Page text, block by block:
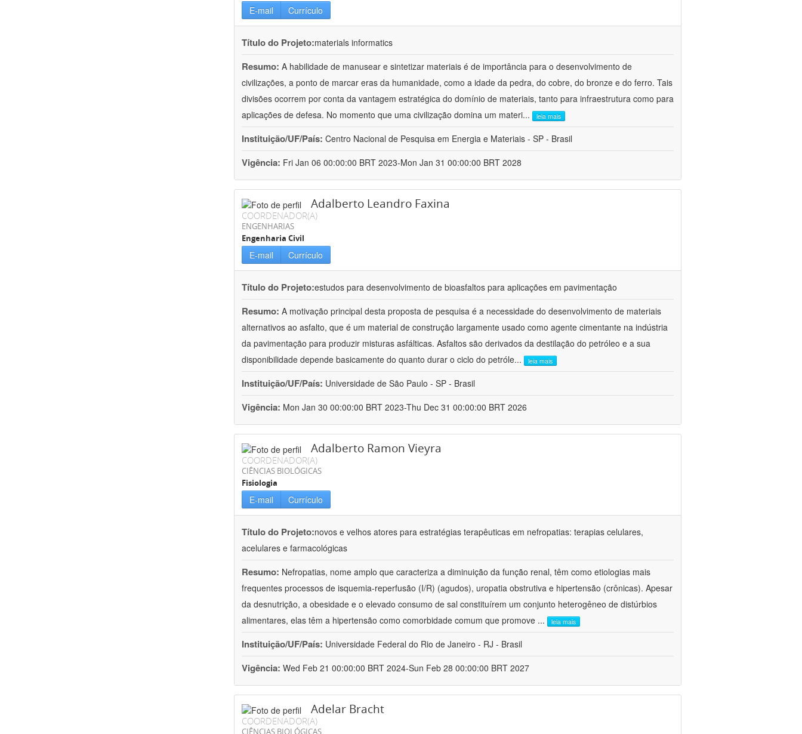
E-mail Currículo
Título do Projeto:materials informatics
Resumo: A habilidade de manusear e sintetizar materiais é de importância para o desenvolvimento de
civilizações, a ponto de marcar eras da humanidade, como a idade da pedra, do cobre, do bronze e do ferro. Tais
divisões ocorrem por conta da vantagem estratégica do domínio de materiais, tanto para infraestrutura como para
aplicações de defesa. No momento que uma civilização domina um materi... leia mais
Instituição/UF/País: Centro Nacional de Pesquisa em Energia e Materiais - SP - Brasil
Vigência: Fri Jan 06 00:00:00 BRT 2023-Mon Jan 31 00:00:00 BRT 2028
Adalberto Leandro Faxina
COORDENADOR(A)
ENGENHARIAS
Engenharia Civil
E-mail Currículo
Título do Projeto:estudos para desenvolvimento de bioasfaltos para aplicações em pavimentação
Resumo: A motivação principal desta proposta de pesquisa é a necessidade do desenvolvimento de materiais
alternativos ao asfalto, que é um material de construção largamente usado como agente cimentante na indústria
da pavimentação para produzir misturas asfálticas. Asfaltos são derivados da destilação do petróleo e a sua
disponibilidade depende basicamente do quanto durar o ciclo do petróle... leia mais
Instituição/UF/País: Universidade de São Paulo - SP - Brasil
Vigência: Mon Jan 30 00:00:00 BRT 2023-Thu Dec 31 00:00:00 BRT 2026
Adalberto Ramon Vieyra
COORDENADOR(A)
CIÊNCIAS BIOLÓGICAS
Fisiologia
E-mail Currículo
Título do Projeto:novos e velhos atores para estratégias terapêuticas em nefropatias: terapias celulares,
acelulares e farmacológicas
Resumo: Nefropatias, nome amplo que caracteriza a diminuição da função renal, têm como etiologias mais
frequentes processos de isquemia-reperfusão (I/R) (agudos), uropatia obstrutiva e hipertensão (crônicas). Apesar
da desnutrição, a obesidade e o elevado consumo de sal constituírem um conjunto heterogêneo de distúrbios
alimentares, elas têm a hipertensão como comorbidade comum que promove ... leia mais
Instituição/UF/País: Universidade Federal do Rio de Janeiro - RJ - Brasil
Vigência: Wed Feb 21 00:00:00 BRT 2024-Sun Feb 28 00:00:00 BRT 2027
Adelar Bracht
COORDENADOR(A)
CIÊNCIAS BIOLÓGICAS